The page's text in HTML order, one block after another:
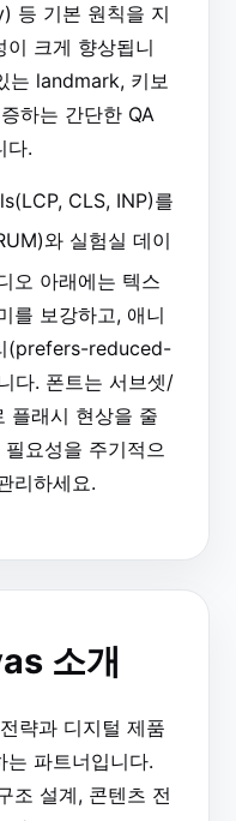
등 기본 원칙을 지
이 크게 향상됩니
는 landmark, 키보
하는 간단한 QA
다.
CLS, INP)를
와 실험실 데이
오 아래에는 텍스
를 보강하고, 애니
(prefers-reduced-
다. 폰트는 서브셋/
래시 현상을 줄
요성을 주기적으
리하세요.
소개
략과 디지털 제품
는 파트너입니다.
조 설계, 콘텐츠 전